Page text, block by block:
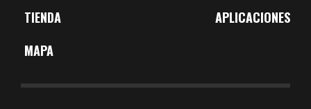
APLICACIONES
TIENDA
MAPA